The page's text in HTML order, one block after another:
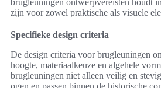
zijn voor zowel praktische als visuele
Specifieke design criteria
De design criteria voor brugleuningen
hoogte, materiaalkeuze en algehele
brugleuningen niet alleen veilig en
ogen en passen binnen de historische